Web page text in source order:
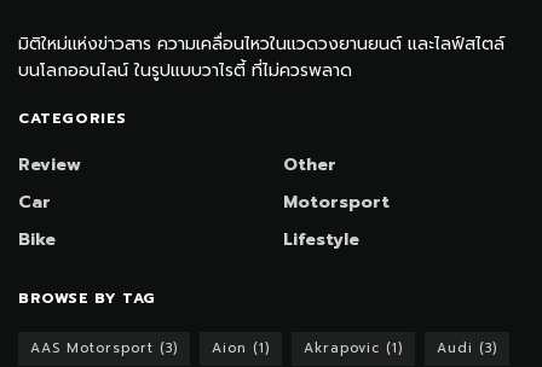
มิติใหม่แห่งข่าวสาร ความเคลื่อนไหวในแวดวงยานยนต์ และไลฟ์สไตล์
บนโลกออนไลน์ ในรูปแบบวาไรตี้ ที่ไม่ควรพลาด
CATEGORIES
Review
Car
Bike
Other
Motorsport
Lifestyle
BROWSE BY TAG
AAS Motorsport (3) Aion (1) Akrapovic (1) Audi (3)